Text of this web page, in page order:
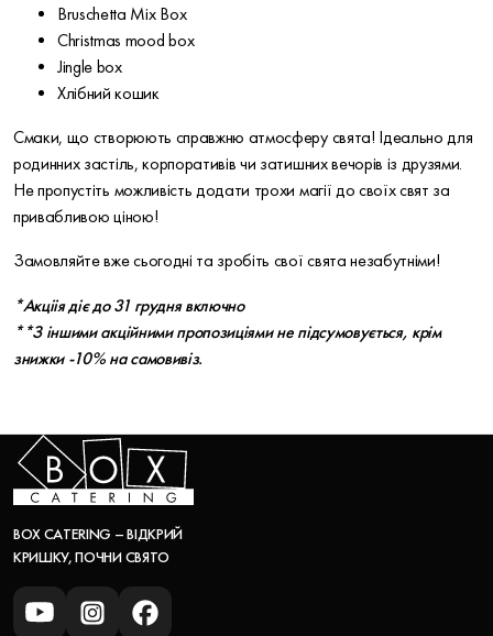
Bruschetta Mix Box
Christmas mood box
Jingle box
Хлібний кошик
Смаки, що створюють справжню атмосферу свята! Ідеально для
родинних застіль, корпоративів чи затишних вечорів із друзями.
Не пропустіть можливість додати трохи магії до своїх свят за
привабливою ціною!
Замовляйте вже сьогодні та зробіть свої свята незабутніми!
*Акціія діє до 31 грудня включно
**З іншими акційними пропозиціями не підсумовується, крім
знижки -10% на самовивіз.
BOX CATERING – ВІДКРИЙ
КРИШКУ, ПОЧНИ СВЯТО